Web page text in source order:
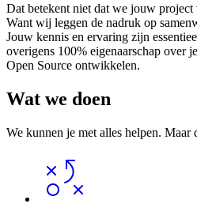
Dat betekent niet dat we jouw
Want wij leggen de nadruk op
Jouw kennis en ervaring zijn
overigens 100% eigenaarschap over
Open Source ontwikkelen.
Wat we doen
We kunnen je met alles helpen. Maar